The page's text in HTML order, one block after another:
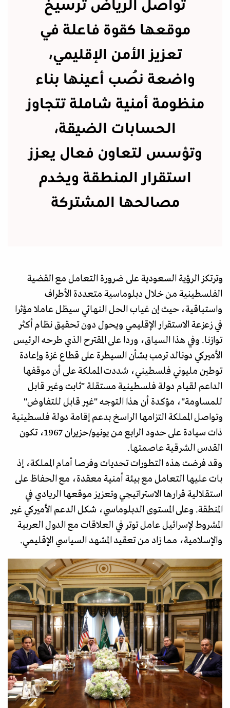
تواصل الرياض ترسيخ
موقعها كقوة فاعلة في
تعزيز الأمن الإقليمي،
واضعة نُصب أعينها بناء
منظومة أمنية شاملة تتجاوز
الحسابات الضيقة،
وتؤسس لتعاون فعال يعزز
استقرار المنطقة ويخدم
مصالحها المشتركة
وترتكز الرؤية السعودية على ضرورة التعامل مع القضية
الفلسطينية من خلال دبلوماسية متعددة الأطراف
واستباقية، حيث إن غياب الحل النهائي سيظل عاملا مؤثرا
في زعزعة الاستقرار الإقليمي ويحول دون تحقيق نظام أكثر
توازنا. وفي هذا السياق، وردا على المقترح الذي طرحه الرئيس
الأميركي دونالد ترمب بشأن السيطرة على قطاع غزة وإعادة
توطين مليوني فلسطيني، شددت المملكة على أن موقفها
الداعم لقيام دولة فلسطينية مستقلة "ثابت وغير قابل
للمساومة"، مؤكدة أن هذا التوجه "غير قابل للتفاوض"
وتواصل المملكة التزامها الراسخ بدعم إقامة دولة فلسطينية
ذات سيادة على حدود الرابع من يونيو/حزيران 1967، تكون
القدس الشرقية عاصمتها.
وقد فرضت هذه التطورات تحديات وفرصا أمام المملكة، إذ
بات عليها التعامل مع بيئة أمنية معقدة، مع الحفاظ على
استقلالية قرارها الاستراتيجي وتعزيز موقعها الريادي في
المنطقة. وعلى المستوى الدبلوماسي، شكل الدعم الأميركي غير
المشروط لإسرائيل عامل توتر في العلاقات مع الدول العربية
والإسلامية، مما زاد من تعقيد المشهد السياسي الإقليمي.